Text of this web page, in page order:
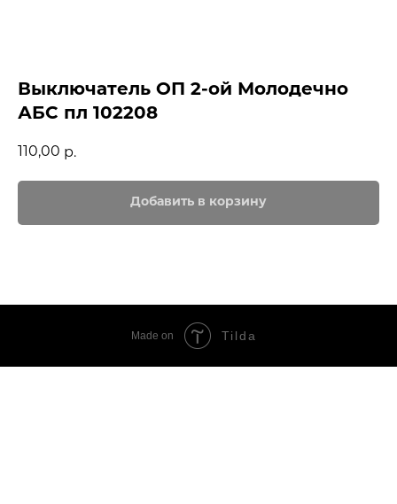
Выключатель ОП 2-ой Молодечно
АБС пл 102208
110,00 р.
Добавить в корзину
Made on Tilda